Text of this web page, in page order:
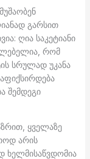
გარსით
ღია საკეტიანი
რომ
სრულად უკანა
შემდეგი
ყველაზე
არის
ხელმისაწვდომია